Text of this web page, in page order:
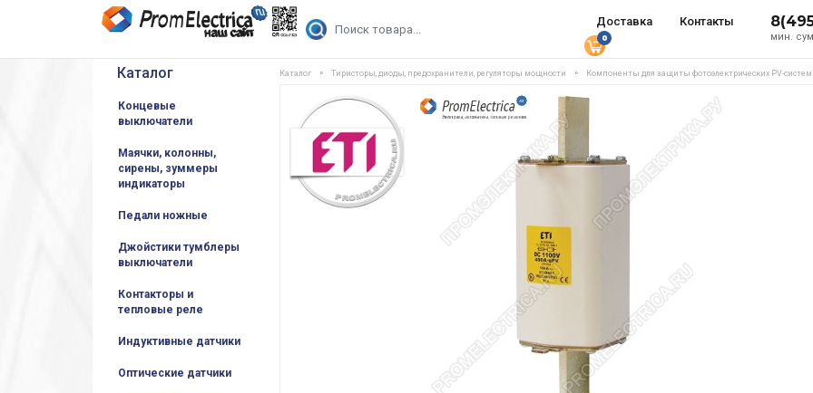
Доставка Контакты
мин.
0
Каталог
Концевые
выключатели
Маячки, колонны,
сирены, зуммеры
индикаторы
Педали ножные
Джойстики тумблеры
выключатели
Контакторы и
тепловые реле
Индуктивные датчики
Оптические датчики
Каталог Тиристоры, диоды, предохранители, регуляторы мощности Компоненты для защиты фотоэлектрических PV-систем